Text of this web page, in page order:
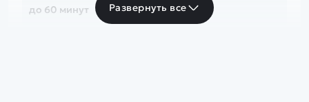
до 60 минут
Развернуть все